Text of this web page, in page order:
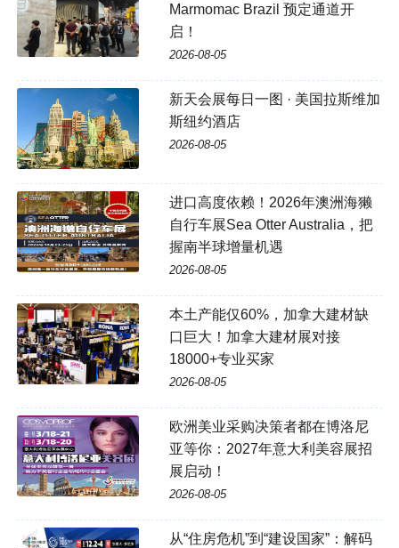
Marmomac Brazil 预定通道开
启！
2026-08-05
新天会展每日一图 · 美国拉斯维加
斯纽约酒店
2026-08-05
进口高度依赖！2026年澳洲海獭
自行车展Sea Otter Australia，把
握南半球增量机遇
2026-08-05
本土产能仅60%，加拿大建材缺
口巨大！加拿大建材展对接
18000+专业买家
2026-08-05
欧洲美业采购决策者都在博洛尼
亚等你：2027年意大利美容展招
展启动！
2026-08-05
从“住房危机”到“建设国家”：解码